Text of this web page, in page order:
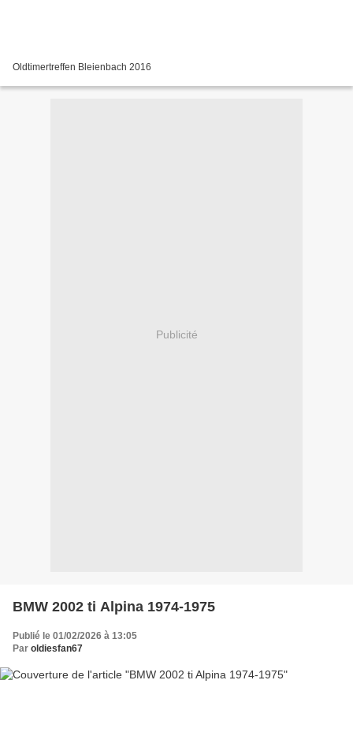
Oldtimertreffen Bleienbach 2016
Publicité
BMW 2002 ti Alpina 1974-1975
Publié le 01/02/2026 à 13:05
Par oldiesfan67